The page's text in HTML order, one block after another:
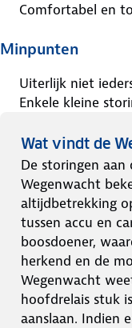
Comfortabel en
Minpunten
Uiterlijk niet
Enkele kleine
Wat vindt de
De storingen aan
Wegenwacht
altijdbetrekking
tussen accu en
boosdoener,
herkend en de
Wegenwacht
hoofdrelais stuk
aanslaan. Indien